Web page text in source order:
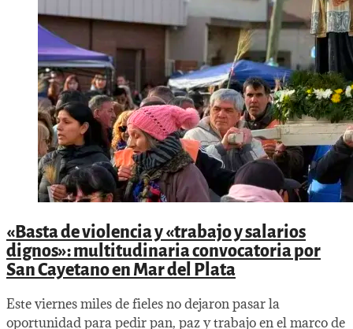
«Basta de violencia y «trabajo y salarios
dignos»: multitudinaria convocatoria por
San Cayetano en Mar del Plata
Este viernes miles de fieles no dejaron pasar la
oportunidad para pedir pan, paz y trabajo en el marco de